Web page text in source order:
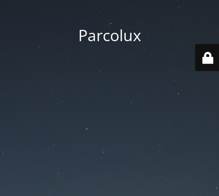
Parcolux